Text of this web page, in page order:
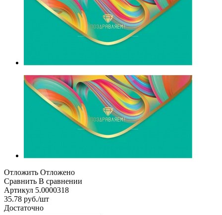
Отложить Отложено
Сравнить В сравнении
Артикул 5.0000318
35.78 руб./шт
Достаточно